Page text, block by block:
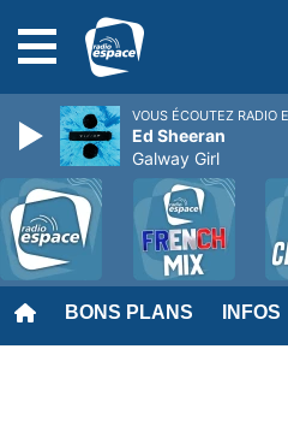
BONS PLANS INFOS
VOUS ÉCOUTEZ RADIO
Ed Sheeran
Galway Girl